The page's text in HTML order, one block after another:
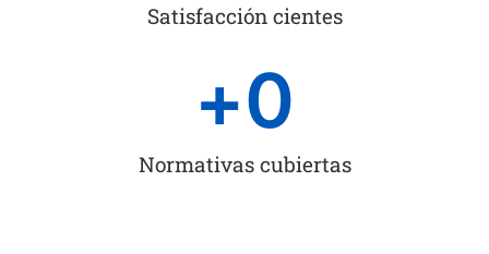
Satisfacción cientes
Normativas cubiertas
+0